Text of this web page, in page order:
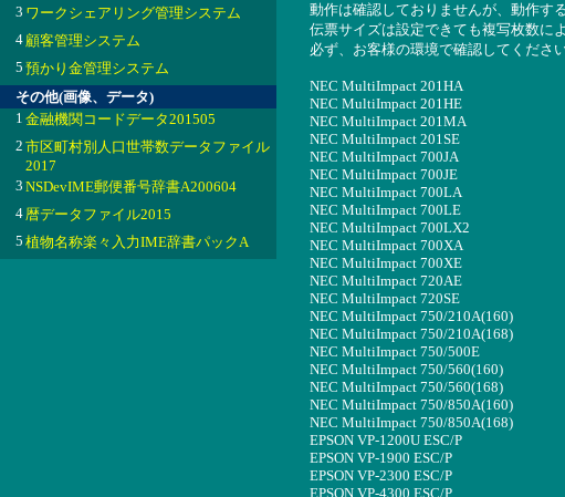
3 ワークシェアリング管理システム
4顧客管理システム
5 預かり金管理システム
その他(画像、データ)
1 金融機関コードデータ201505
2 市区町村別人口世帯数データファイル
2017
3 NSDevIME郵便番号辞書A200604
4暦データファイル2015
5 植物名称楽々入力IME辞書パックA
動作は確認しておりませんが、動作す
伝票サイズは設定できても複写枚数に
必ず、お客様の環境で確認してください
NEC MultiImpact 201HA
NEC MultiImpact 201HE
NEC MultiImpact 201MA
NEC MultiImpact 201SE
NEC MultiImpact 700JA
NEC MultiImpact 700JE
NEC MultiImpact 700LA
NEC MultiImpact 700LE
NEC MultiImpact 700LX2
NEC MultiImpact 700XA
NEC MultiImpact 700XE
NEC MultiImpact 720AE
NEC MultiImpact 720SE
NEC MultiImpact 750/210A(160)
NEC MultiImpact 750/210A(168)
NEC MultiImpact 750/500E
NEC MultiImpact 750/560(160)
NEC MultiImpact 750/560(168)
NEC MultiImpact 750/850A(160)
NEC MultiImpact 750/850A(168)
EPSON VP-1200U ESC/P
EPSON VP-1900 ESC/P
EPSON VP-2300 ESC/P
EPSON VP-4300 ESC/P